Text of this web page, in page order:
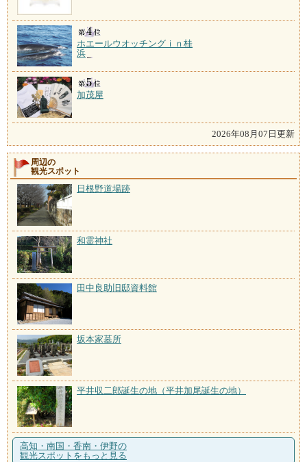
ホエールウオッチングｉｎ桂
浜
加茂屋
2026年08月07日更新
周辺の
観光スポット
日根野道場跡
和霊神社
田中良助旧邸資料館
坂本家墓所
平井収二郎誕生の地（平井加尾誕生の地）
高知・南国・香南・伊野の
観光スポットをもっと見る